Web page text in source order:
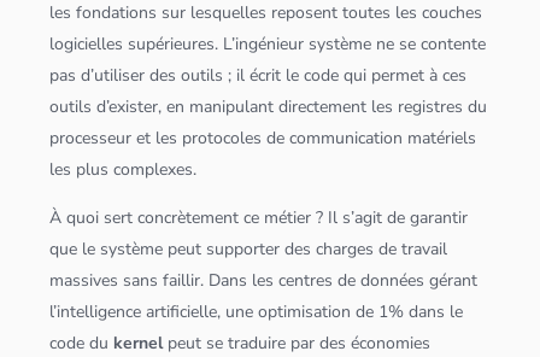
les fondations sur lesquelles reposent toutes les couches
logicielles supérieures. L’ingénieur système ne se contente
pas d’utiliser des outils ; il écrit le code qui permet à ces
outils d’exister, en manipulant directement les registres du
processeur et les protocoles de communication matériels
les plus complexes.
À quoi sert concrètement ce métier ? Il s’agit de garantir
que le système peut supporter des charges de travail
massives sans faillir. Dans les centres dedonnées gérant
l’intelligence artificielle, une optimisation de 1% dans le
code du kernelpeut se traduire par des économies